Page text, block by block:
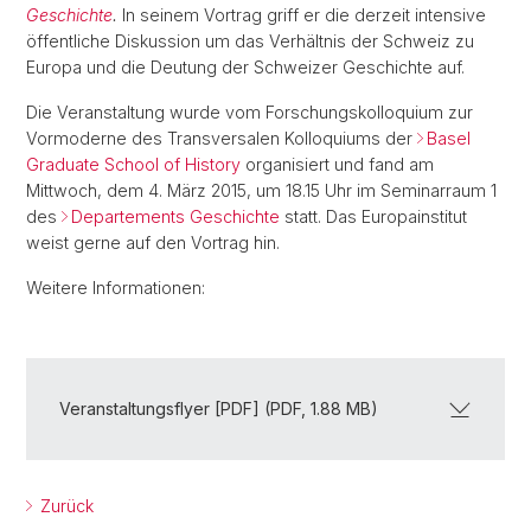
Geschichte. In seinem Vortrag griff er die derzeit intensive
öffentliche Diskussion um das Verhältnis der Schweiz zu
Europa und die Deutung der Schweizer Geschichte auf.
Die Veranstaltung wurde vom Forschungskolloquium zur
Vormoderne des Transversalen Kolloquiums der
Basel
Graduate School of History organisiert und fand am
Mittwoch, dem 4. März 2015, um 18.15 Uhr im Seminarraum 1
des
Departements Geschichte statt. Das Europainstitut
weist gerne auf den Vortrag hin.
Weitere Informationen:
Veranstaltungsflyer [PDF] (PDF, 1.88 MB)
Zurück